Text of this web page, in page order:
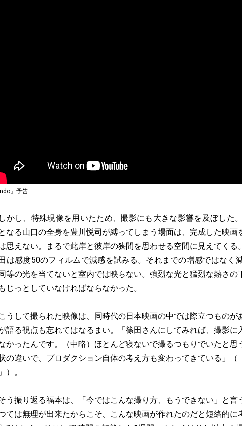
』予告
かし、特殊現像を用いたため、撮影にも大きな影響を及ぼした
なる山口の全身を豊川悦司が縛ってしまう場面は、完成した映画
思えない。まるで此岸と彼岸の狭間を思わせる空間に見えてくる
は感度50のフィルムで減感を試みる。それまでの増感ではなく
等の光を当てないと室内では映らない。強烈な光と猛烈な熱さ
じっとしていなければならなかった。
うして撮られた映像は、同時代の日本映画の中では際立つものが
語る視点も忘れてはなるまい。「篠田さんにしてみれば、撮影に
かったんです。（中略）ほとんど寝ないで撮るつもりでいたと思
の違いで、プロダクション自体の考え方も変わってきている」（
」）。
う振り返る福本は、「今ではこんな撮り方、もうできない」と言
ては無理が出来たからこそ、こんな映画が作れたのだと短絡的に